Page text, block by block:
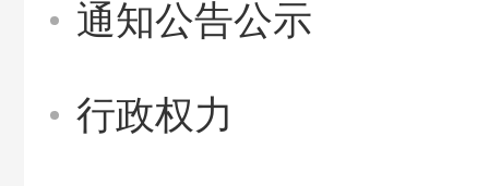
通知公告公示
行政权力